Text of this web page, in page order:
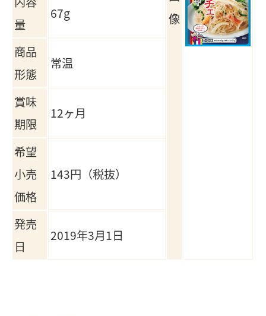
像
量
67g
商品
形態
常温
賞味
期限
12ヶ月
希望
小売
価格
143円（税抜）
発売
日
2019年3月1日